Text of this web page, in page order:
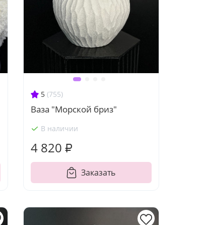
5 (755)
Ваза "Морской бриз"
В наличии
4 820 ₽
Заказать